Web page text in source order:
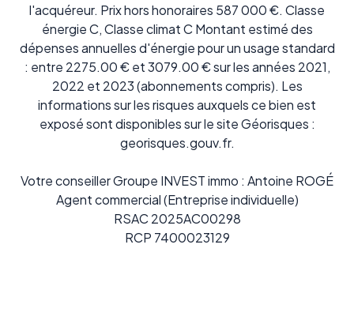
l'acquéreur. Prix hors honoraires 587 000 €. Classe
énergie C, Classe climat C Montant estimé des
dépenses annuelles d'énergie pour un usage standard
: entre 2275.00 € et 3079.00 € sur les années 2021,
2022 et 2023 (abonnements compris). Les
informations sur les risques auxquels ce bien est
exposé sont disponibles sur le site Géorisques :
georisques.gouv.fr.
Votre conseiller Groupe INVEST immo : Antoine ROGÉ
Agent commercial (Entreprise individuelle)
RSAC 2025AC00298
RCP 7400023129